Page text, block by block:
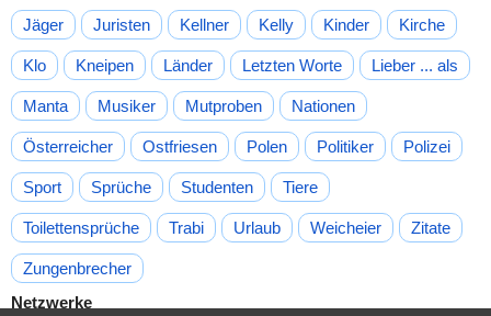
Jäger Juristen Kellner Kelly Kinder Kirche
Klo Kneipen Länder Letzten Worte Lieber ... als
Manta Musiker Mutproben Nationen
Österreicher Ostfriesen Polen Politiker Polizei
Sport Sprüche Studenten Tiere
Toilettensprüche Trabi Urlaub Weicheier Zitate
Zungenbrecher
Netzwerke